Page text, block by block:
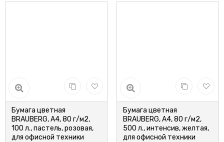
Бумага цветная
BRAUBERG, А4, 80 г/м2,
100 л., пастель, розовая,
для офисной техники
Бумага цветная
BRAUBERG, А4, 80 г/м2,
500 л., интенсив, желтая,
для офисной техники